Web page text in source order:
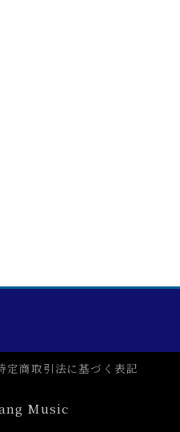
定商取引法に基づく表記
Music